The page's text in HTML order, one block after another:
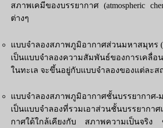
สภาพเคมีของบรรยากาศ (atmospheric
ต่างๆ
แบบจำลองสภาพภูมิอากาศส่วนมหาสมุทร
เป็นแบบจำลองความสัมพันธ์ของการเคลื่
ในทะเล จะขึ้นอยู่กับแบบจำลองของแต่ละ
แบบจำลองสภาพภูมิอากาศชั้นบรรยากาศ-มหา
เป็นแบบจำลองที่รวมเอาส่วนชั้นบรรยาก
กาศใด้ใกล้เคียงกับ สภาพความเป็นจริง